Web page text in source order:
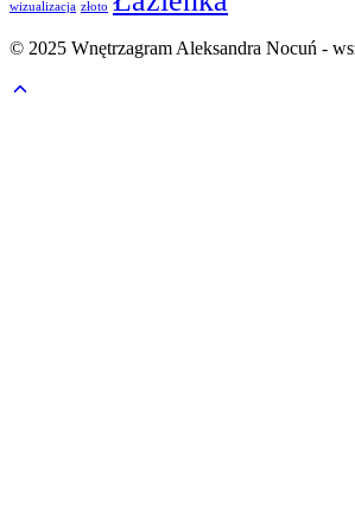
wizualizacja złoto
© 2025 Wnętrzagram Aleksandra Nocuń -